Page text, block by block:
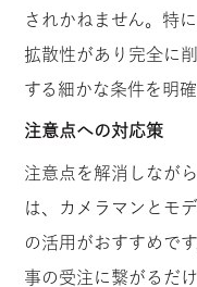
されかねません。特
拡散性があり完全に
する細かな条件を明
注意点への対応策
注意点を解消しなが
は、カメラマンとモ
の活用がおすすめで
事の受注に繋がるだ